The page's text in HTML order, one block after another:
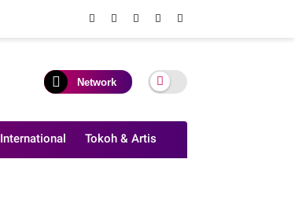
Network
International Tokoh & Artis